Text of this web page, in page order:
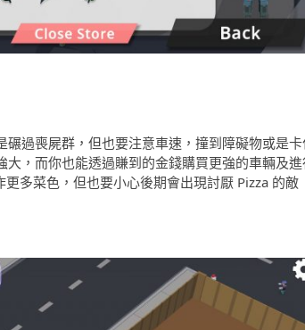
過喪屍群，但也要注意車速，撞到障礙物或是
，而你也能透過賺到的金錢購買更強的車輛及
多菜色，但也要小心後期會出現討厭 Pizza 的敵